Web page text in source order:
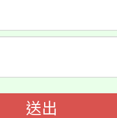
情可洽有
習及科技中
案入校路
送出